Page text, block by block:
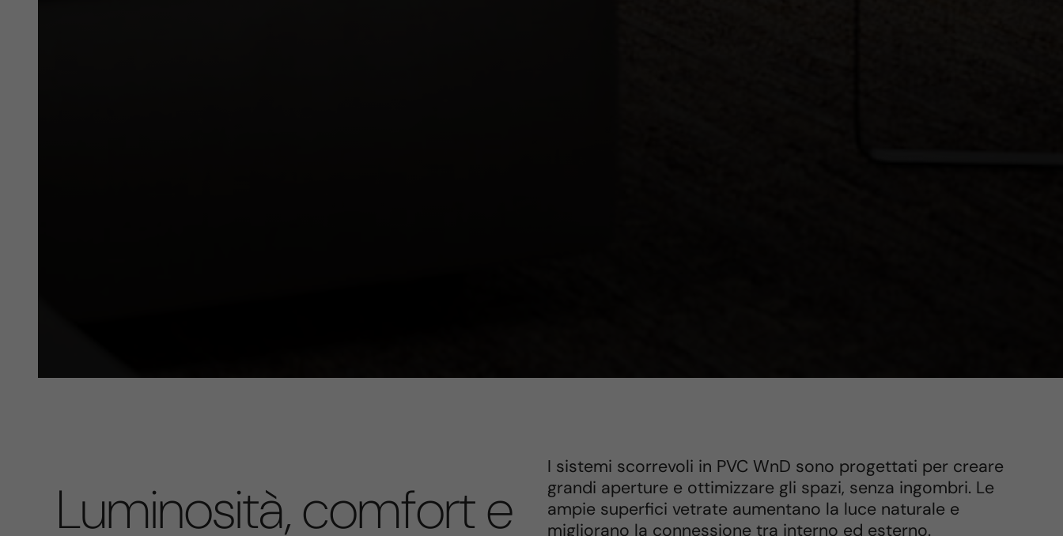
Luminosità, comfort e
I sistemi scorrevoli in PVC WnD sono progettati per creare
grandi aperture e ottimizzare gli spazi, senza ingombri. Le
ampie superfici vetrate aumentano la luce naturale e
migliorano la connessione tra interno ed esterno.